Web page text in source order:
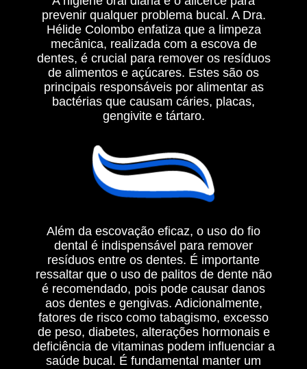
prevenir qualquer problema bucal. A Dra.
Hélide Colombo enfatiza que a limpeza
mecânica, realizada com a escova de
dentes, é crucial para remover os resíduos
de alimentos e açúcares. Estes são os
principais responsáveis por alimentar as
bactérias que causam cáries, placas,
gengivite e tártaro.
Além da escovação eficaz, o uso do fio
dental é indispensável para remover
resíduos entre os dentes. É importante
ressaltar que o uso de palitos de dente não
é recomendado, pois pode causar danos
aos dentes e gengivas. Adicionalmente,
fatores de risco como tabagismo, excesso
de peso, diabetes, alterações hormonais e
deficiência de vitaminas podem influenciar a
saúde bucal. É fundamental manter um